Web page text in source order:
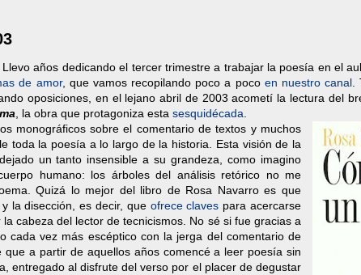
años dedicando el tercer trimestre a trabajar la poesía en el
de amor, que vamos recopilando poco a poco en nuestro canal
oposiciones, en el lejano abril de 2003 acometí la lectura del
, la obra que protagoniza esta sesquidécada
monográficos sobre el comentario de textos y muchos
toda la poesía a lo largo de la historia. Esta visión de la
un tanto insensible a su grandeza, como imagino
humano: los árboles del análisis retórico no me
Quizá lo mejor del libro de Rosa Navarro es que
la disección, es decir, que ofrece claves para acercarse
cabeza del lector de tecnicismos. No sé si fue gracias a
cada vez más escéptico con la jerga del comentario de
a partir de aquellos años comencé a leer poesía sin
entregado al disfrute del verso por el placer de degustar